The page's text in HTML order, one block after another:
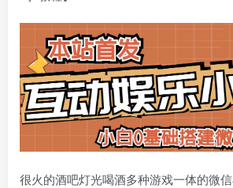
很火的酒吧灯光喝酒多种游戏一体的微